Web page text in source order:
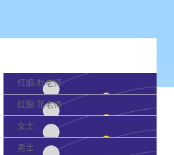
红娘-杜老师
红娘-张老师
女士
男士